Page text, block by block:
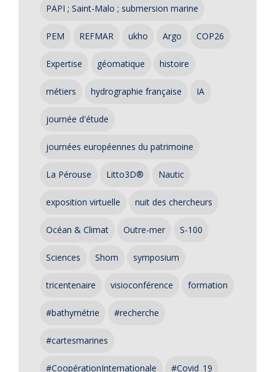
PAPI ; Saint-Malo ; submersion marine
PEM REFMAR ukho Argo COP26
Expertise géomatique histoire
métiers hydrographie française IA
journée d'étude
journées européennes du patrimoine
La Pérouse Litto3D® Nautic
exposition virtuelle nuit des chercheurs
Océan & Climat Outre-mer S-100
Sciences Shom symposium
tricentenaire visioconférence formation
#bathymétrie #recherche
#cartesmarines
#CoopérationInternationale #Covid_19